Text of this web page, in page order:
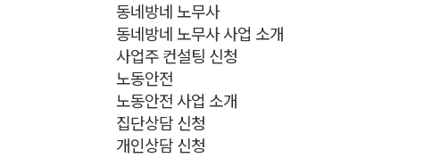
동네방네 노무사
동네방네 노무사 사업 소개
사업주 컨설팅 신청
노동안전
노동안전 사업 소개
집단상담 신청
개인상담 신청